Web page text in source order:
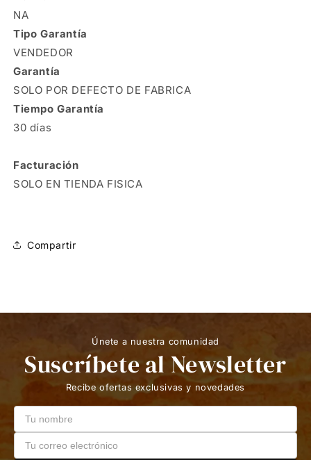
NA
Tipo Garantía
VENDEDOR
Garantía
SOLO POR DEFECTO DE FABRICA
Tiempo Garantía
30 días
Facturación
SOLO EN TIENDA FISICA
Compartir
Únete a nuestra comunidad
Suscríbete al Newsletter
Recibe ofertas exclusivas y novedades